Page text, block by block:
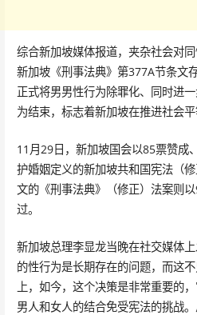
综合新加坡媒体报道，夹杂社会对
新加坡《刑事法典》第377A节条文
正式将男男性行为除罪化、同时进
为结束，标志着新加坡在推进社会平
11月29日，新加坡国会以85票赞成
护婚姻定义的新加坡共和国宪法（
文的《刑事法典》（修正）法案则
过。
新加坡总理李显龙当晚在社交媒体
的性行为是长期存在的问题，而这
上，如今，这个决策是非常重要的
男人和女人的结合免受宪法的挑战